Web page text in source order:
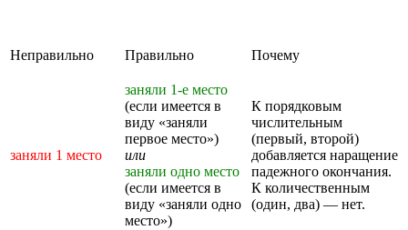
Неправильно Правильно Почему
заняли 1 место
заняли 1-е место
(если имеется в
виду «заняли
первое место»)
или
заняли одно место
(если имеется в
виду «заняли одно
место»)
К порядковым
числительным
(первый, второй)
добавляется наращение
падежного окончания.
К количественным
(один, два) — нет.